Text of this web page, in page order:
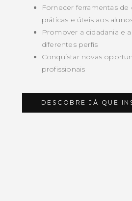
Fornecer ferramentas
práticas e úteis aos
Promover a cidadania e
diferentes perfis
Conquistar novas
profissionais
DESCOBRE JÁ QUE